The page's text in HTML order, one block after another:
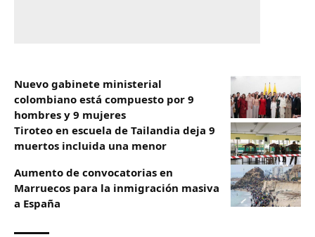
Nuevo gabinete ministerial
colombiano está compuesto por 9
hombres y 9 mujeres
Tiroteo en escuela de Tailandia deja 9
muertos incluida una menor
Aumento de convocatorias en
Marruecos para la inmigración masiva
a España